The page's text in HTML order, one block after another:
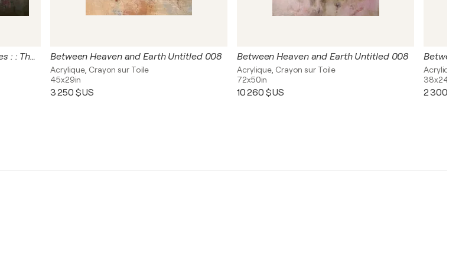
Between Heaven and Earth Series : : The Dreaming Between Heaven and Earth Untitled 008
Acrylique, Crayon sur Toile
45x29in
3 250 $US
Between Heaven and Earth Untitled 008
Acrylique, Crayon sur Toile
72x50in
10 260 $US
38x24in
2 300